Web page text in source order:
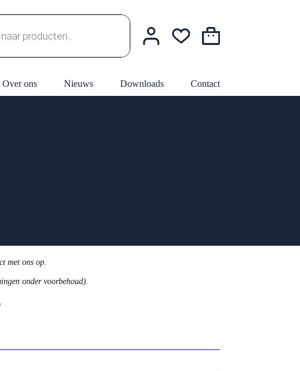
Winkelwagen
Over ons Nieuws Downloads Contact
met ons op.
onder voorbehoud).